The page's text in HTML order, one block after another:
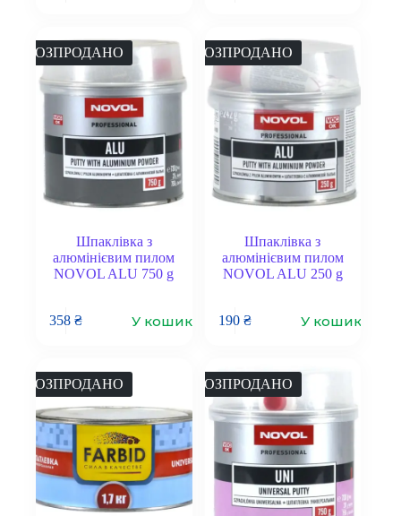
РОЗПРОДАНО
Шпаклівка з
алюмінієвим пилом
NOVOL ALU 750 g
358₴ У кошик
РОЗПРОДАНО
Шпаклівка з
алюмінієвим пилом
NOVOL ALU 250 g
190 ₴ У кошик
РОЗПРОДАНО РОЗПРОДАНО